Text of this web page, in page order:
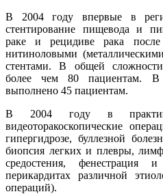
В 2004 году впервые в
стентирование пищевода и
раке и рецидиве рака
нитиноловыми
стентами. В общей
более чем 80 пациентам. В
выполнено 45 пациентам.
В 2004 году в
видеоторакоскопические
гипергидрозе, буллезной
биопсия легких и плевры,
средостения, фенестрация
перикардитах различной
операций).